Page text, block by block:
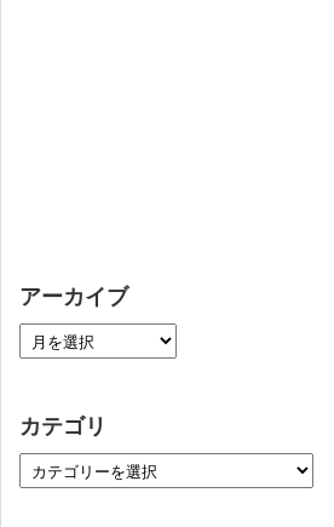
アーカイブ
カテゴリ